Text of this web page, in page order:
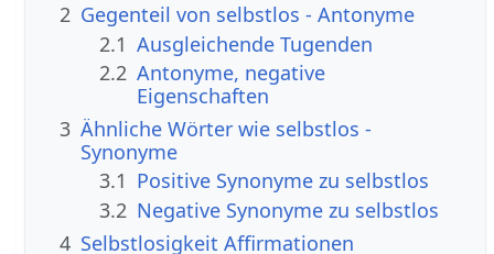
2 Gegenteil von selbstlos - Antonyme
2.1 Ausgleichende Tugenden
2.2 Antonyme, negative
Eigenschaften
3 Ähnliche Wörter wie selbstlos -
Synonyme
3.1 Positive Synonyme zu selbstlos
3.2 Negative Synonyme zu selbstlos
4 Selbstlosigkeit Affirmationen